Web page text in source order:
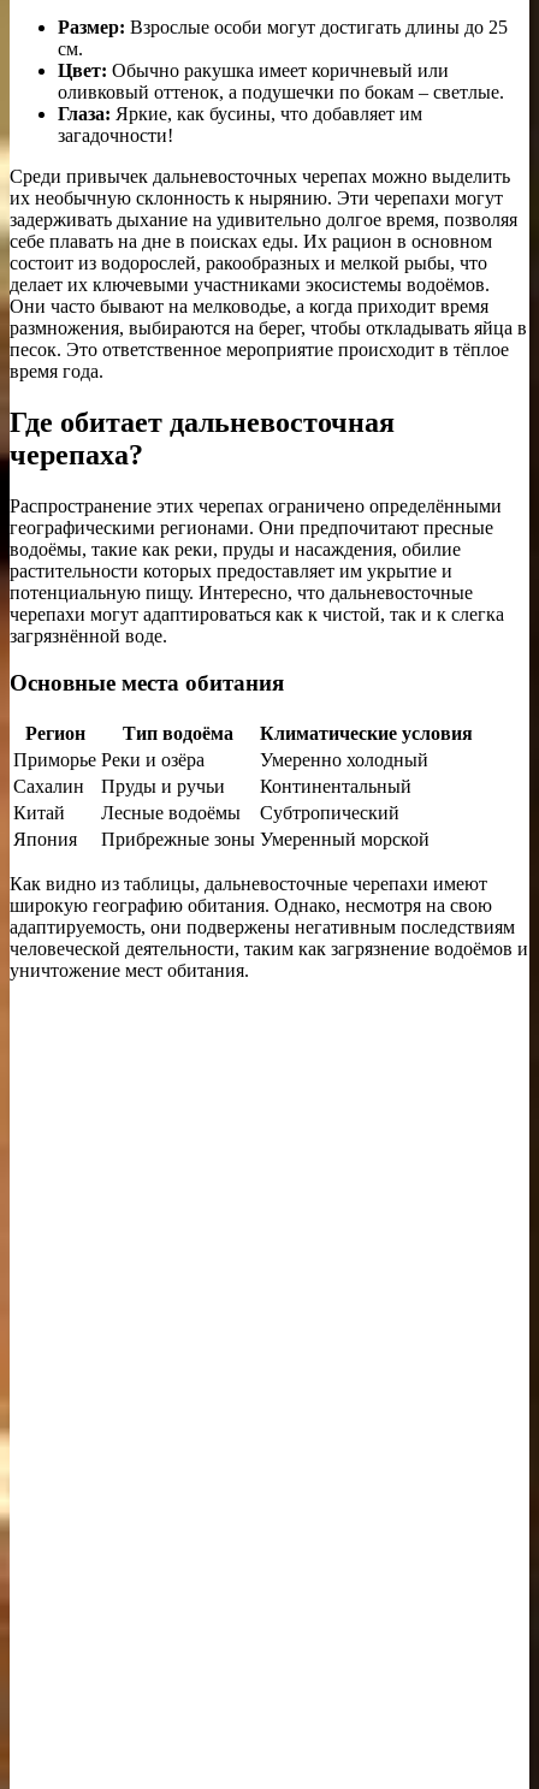
Размер: Взрослые особи могут достигать длины до 25
см.
Цвет: Обычно ракушка имеет коричневый или
оливковый оттенок, а подушечки по бокам – светлые.
Глаза: Яркие, как бусины, что добавляет им
загадочности!
Среди привычек дальневосточных черепах можно выделить
их необычную склонность к нырянию. Эти черепахи могут
задерживать дыхание на удивительно долгое время, позволяя
себе плавать на дне в поисках еды. Их рацион в основном
состоит из водорослей, ракообразных и мелкой рыбы, что
делает их ключевыми участниками экосистемы водоёмов.
Они часто бывают на мелководье, а когда приходит время
размножения, выбираются на берег, чтобы откладывать яйца в
песок. Это ответственное мероприятие происходит в тёплое
время года.
Где обитает дальневосточная
черепаха?
Распространение этих черепах ограничено определёнными
географическими регионами. Они предпочитают пресные
водоёмы, такие как реки, пруды и насаждения, обилие
растительности которых предоставляет им укрытие и
потенциальную пищу. Интересно, что дальневосточные
черепахи могут адаптироваться как к чистой, так и к слегка
загрязнённой воде.
Основные места обитания
Регион Тип водоёма
Климатические условия
Приморье Реки и озёра
Умеренно холодный
Сахалин
Пруды и ручьи
Континентальный
Китай
Лесные водоёмы
Субтропический
Япония
Прибрежные зоны Умеренный морской
Как видно из таблицы, дальневосточные черепахи имеют
широкую географию обитания. Однако, несмотря на свою
адаптируемость, они подвержены негативным последствиям
человеческой деятельности, таким как загрязнение водоёмов и
уничтожение мест обитания.